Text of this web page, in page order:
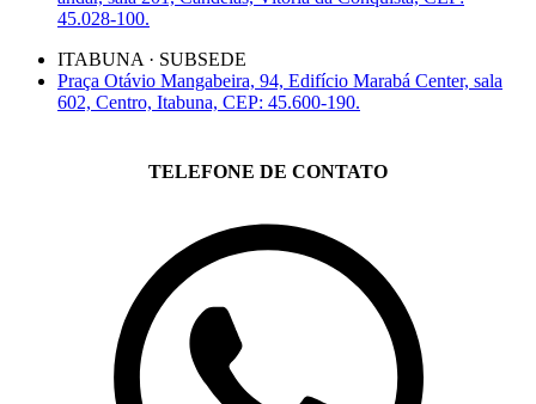
45.028-100.
ITABUNA · SUBSEDE
Praça Otávio Mangabeira, 94, Edifício Marabá Center, sala
602, Centro, Itabuna, CEP: 45.600-190.
TELEFONE DE CONTATO